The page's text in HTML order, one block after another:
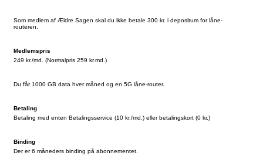
Som medlem af Ældre Sagen skal du ikke betale 300 kr. i depositum for låne-
routeren.
Medlemspris
249 kr./md. (Normalpris 259 kr.md.)
Du får 1000 GB data hver måned og en 5G låne-router.
Betaling
Betaling med enten Betalingsservice (10 kr./md.) eller betalingskort (0 kr.)
Binding
Der er 6 måneders binding på abonnementet.